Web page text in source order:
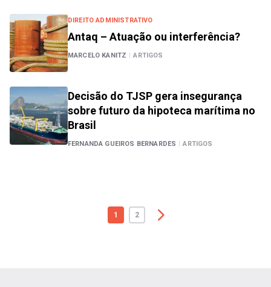
DIREITO ADMINISTRATIVO
Antaq – Atuação ou interferência?
MARCELO KANITZ | ARTIGOS
Decisão do TJSP gera insegurança
sobre futuro da hipoteca marítima no
Brasil
FERNANDA GUEIROS BERNARDES | ARTIGOS
1 2